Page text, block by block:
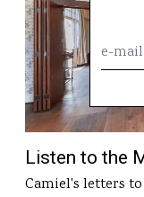
Listen to the
Camiel's letters